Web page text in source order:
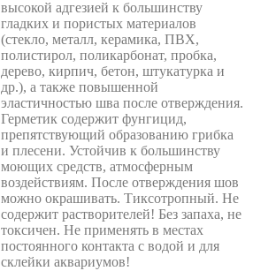
высокой адгезией к большинству
гладких и пористых материалов
(стекло, металл, керамика, ПВХ,
полистирол, поликарбонат, пробка,
дерево, кирпич, бетон, штукатурка и
др.), а также повышенной
эластичностью шва после отверждения.
Герметик содержит фунгицид,
препятствующий образованию грибка
и плесени. Устойчив к большинству
моющих средств, атмосферным
воздействиям. После отверждения шов
можно окрашивать. Тиксотропный. Не
содержит растворителей! Без запаха, не
токсичен. Не применять в местах
постоянного контакта с водой и для
склейки аквариумов!